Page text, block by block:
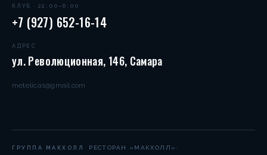
КЛУБ · 22:00–6:00
+7 (927) 652-16-14
АДРЕС
ул. Революционная, 146, Самара
metelicas@gmail.com
ГРУППА МАКХОЛЛ РЕСТОРАН «МАКХОЛЛ» ·